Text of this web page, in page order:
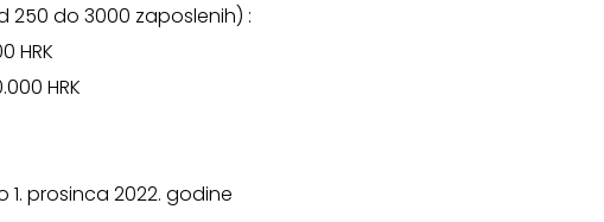
250 do 3000 zaposlenih) :
HRK
HRK
prosinca 2022. godine